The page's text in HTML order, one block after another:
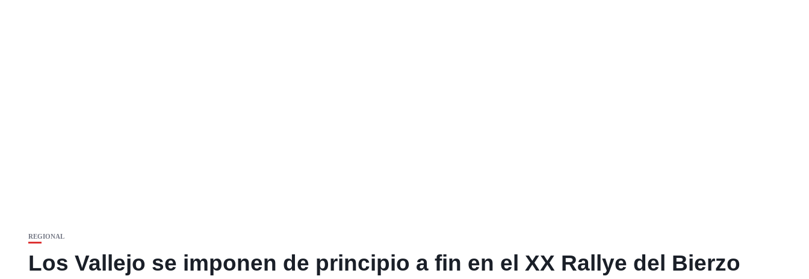
REGIONAL
Los Vallejo se imponen de principio a fin en el XX Rallye del Bierzo